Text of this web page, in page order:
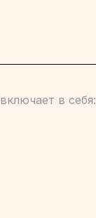
включает в себя: